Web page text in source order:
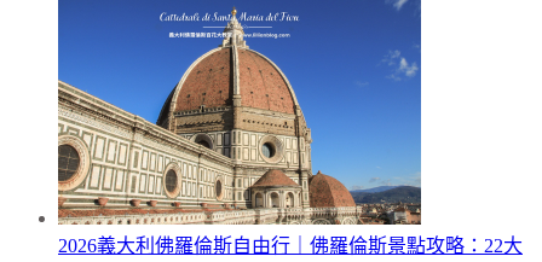
2026義大利佛羅倫斯自由行｜佛羅倫斯景點攻略：22大